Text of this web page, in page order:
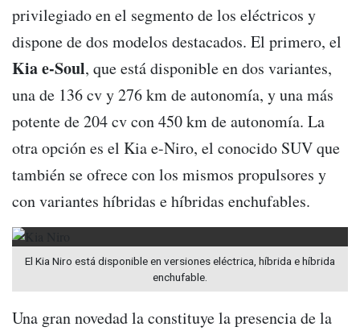
privilegiado en el segmento de los eléctricos y
dispone de dos modelos destacados. El primero, el
Kia e-Soul, que está disponible en dos variantes,
una de 136 cv y 276 km de autonomía, y una más
potente de 204 cv con 450 km de autonomía. La
otra opción es el Kia e-Niro, el conocido SUV que
también se ofrece con los mismos propulsores y
con variantes híbridas e híbridas enchufables.
El Kia Niro está disponible en versiones eléctrica, híbrida e híbrida
enchufable.
Una gran novedad la constituye la presencia de la